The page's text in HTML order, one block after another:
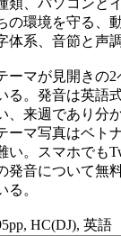
類、パソコンと
の環境を守る、
体系、音節と声
ーマが見開きの2
る。発音は英語
、来週であり分
ーマ写真はベト
い。スマホでも
発音について無
る。
HC(DJ), 英語